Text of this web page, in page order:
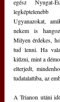
egész Nyugat-
Ugyanazokat,
nekem is
Milyen érdekes,
tud lenni. Ha
kiűzni, mint a
elterjedt,
tudatalattiba, az
A Trianon utáni